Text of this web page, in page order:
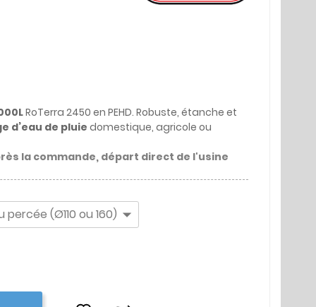
RoTerra 2450 en PEHD. Robuste, étanche et
d’eau de pluiedomestique, agricole ou
la commande, départ direct de l'usine